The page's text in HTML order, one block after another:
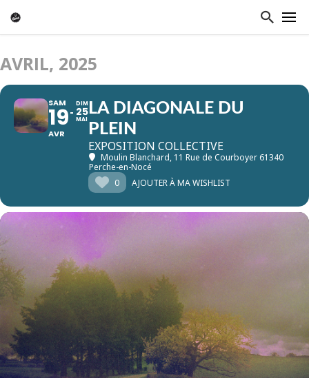
AVRIL, 2025
SAM
19
AVR
DIM
25
MAI
LA DIAGONALE DU
PLEIN
EXPOSITION COLLECTIVE
Moulin Blanchard, 11 Rue de Courboyer 61340
Perche-en-Nocé
0
AJOUTER À MA WISHLIST